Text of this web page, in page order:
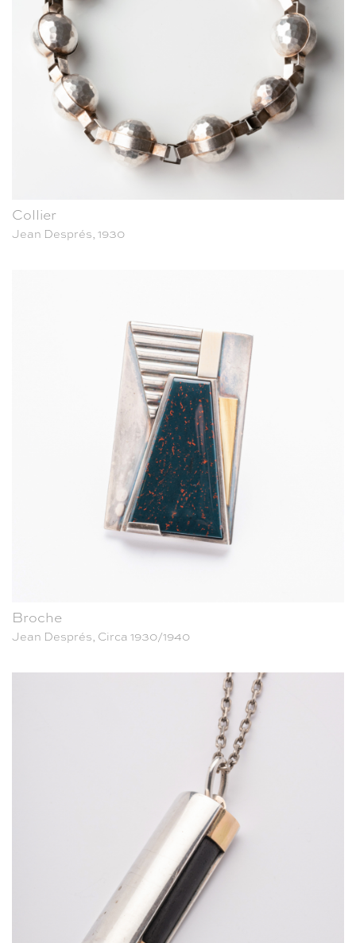
Collier
Jean Després, 1930
Broche
Jean Després, Circa 1930/1940